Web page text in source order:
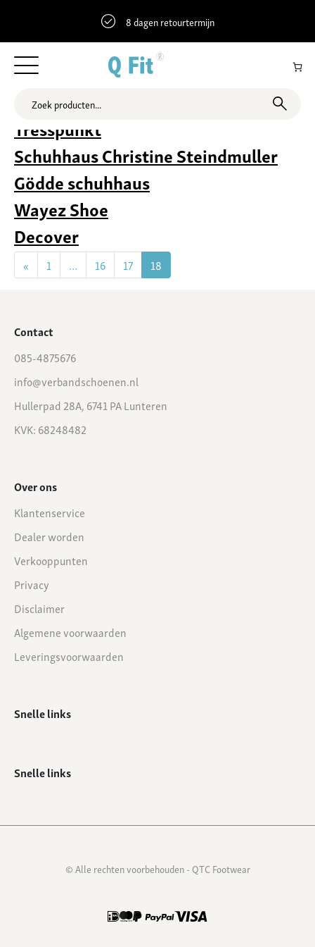
8 dagen retourtermijn
Archieven:
Tresspunkt
Schuhhaus Christine Steindmuller
Gödde schuhhaus
Wayez Shoe
Decover
Berichten navigatie
« 1 … 16 17 18
Contact
085-4875676
info@verbandschoenen.nl
Hullerpad 28A, 6741 PA Lunteren
KVK: 68248482
Over ons
Klantenservice
Dealer worden
Verkooppunten
Privacy
Disclaimer
Algemene voorwaarden
Leveringsvoorwaarden
Snelle links
Snelle links
© Alle rechten voorbehouden - QTC Footwear